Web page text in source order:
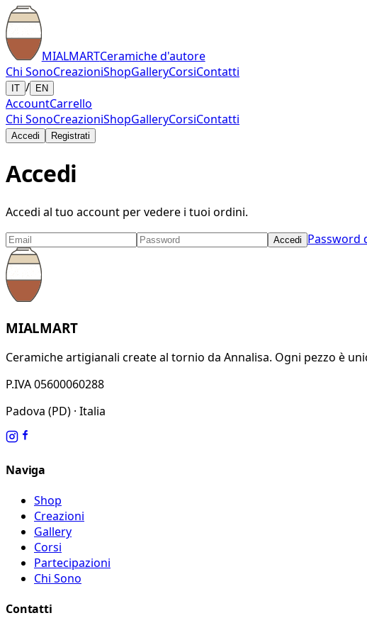
MIALMARTCeramiche d'autore
Chi SonoCreazioniShopGalleryCorsiContatti
IT / EN
AccountCarrello
Chi SonoCreazioniShopGalleryCorsiContatti
Accedi Registrati
Accedi
Accedi al tuo account per vedere i tuoi ordini.
Accedi Password
MIALMART
Ceramiche artigianali create al tornio da Annalisa. Ogni pezzo è
P.IVA 05600060288
Padova (PD) · Italia
Naviga
Shop
Creazioni
Gallery
Corsi
Partecipazioni
Chi Sono
Contatti